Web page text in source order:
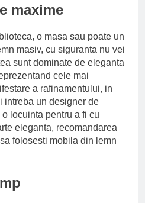
maxime
o masa sau poate un
masiv, cu siguranta nu vei
sunt dominate de eleganta
cele mai
a rafinamentului, in
intreba un designer de
locuinta pentru a fi cu
eleganta, recomandarea
folosesti mobila din lemn